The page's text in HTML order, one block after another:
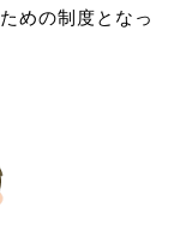
めの制度となっ